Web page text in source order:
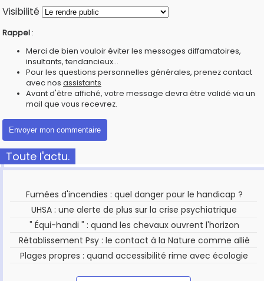
Visibilité
Rappel :
Merci de bien vouloir éviter les messages diffamatoires,
insultants, tendancieux...
Pour les questions personnelles générales, prenez contact
avec nos assistants
Avant d'être affiché, votre message devra être validé via un
mail que vous recevrez.
Toute l'actu.
Fumées d'incendies : quel danger pour le handicap ?
UHSA : une alerte de plus sur la crise psychiatrique
" Équi-handi " : quand les chevaux ouvrent l'horizon
Rétablissement Psy : le contact à la Nature comme allié
Plages propres : quand accessibilité rime avec écologie